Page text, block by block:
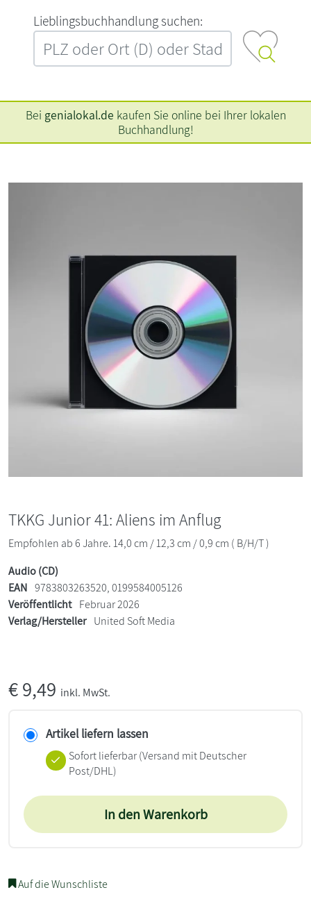
L‍i‍e‍b‍l‍i‍n‍g‍s‍b‍u‍c‍h‍h‍a‍n‍d‍l‍u‍n‍g‍ ‍s‍u‍c‍h‍e‍n‍:‍
Bei genialokal.de kaufen Sie online bei Ihrer lokalen
Buchhandlung!
TKKG Junior 41: Aliens im Anflug
Empfohlen ab 6 Jahre. 14,0 cm / 12,3 cm / 0,9 cm ( B/H/T )
Audio (CD)
EAN 9783803263520, 0199584005126
Veröffentlicht Februar 2026
Verlag/Hersteller United Soft Media
€9,49 inkl. MwSt.
Artikel liefern lassen
Sofort lieferbar(Versand mit Deutscher
Post/DHL)
In den Warenkorb
Auf die Wunschliste